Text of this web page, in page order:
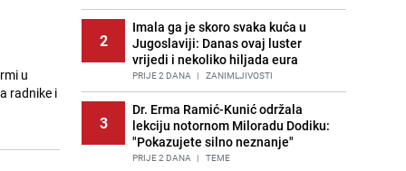
u
radnike i
2
Imala ga je skoro svaka kuća u
Jugoslaviji: Danas ovaj luster
vrijedi i nekoliko hiljada eura
PRIJE 2 DANA | ZANIMLJIVOSTI
3
Dr. Erma Ramić-Kunić održala
lekciju notornom Miloradu Dodiku:
"Pokazujete silno neznanje"
PRIJE 2 DANA | TEME